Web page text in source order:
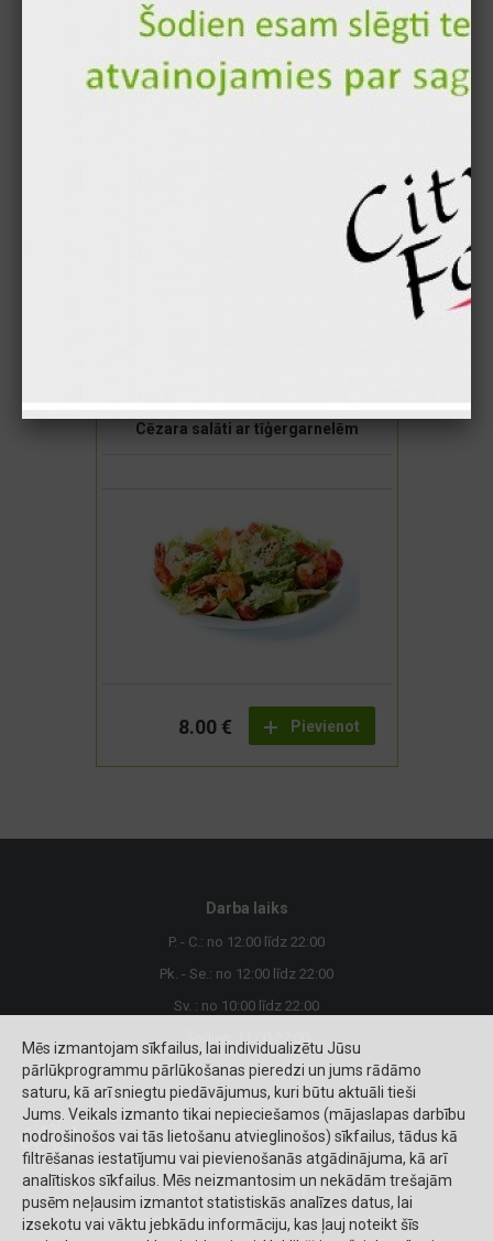
Cēzara salāti ar tīģergarnelēm
Pievienot
8.00 €
Darba laiks
P. - C.: no 12:00 līdz 22:00
Pk. - Se.: no 12:00 līdz 22:00
Sv. : no 10:00 līdz 22:00
Šodien: 12:00-22:00
© 2026 CityFood.lv
Riga (Piegāde - Pasūtījumu saņemšana)
Mēs izmantojam sīkfailus, lai individualizētu Jūsu
pārlūkprogrammu pārlūkošanas pieredzi un jums rādāmo
saturu, kā arī sniegtu piedāvājumus, kuri būtu aktuāli tieši
Jums. Veikals izmanto tikai nepieciešamos (mājaslapas darbību
nodrošinošos vai tās lietošanu atvieglinošos) sīkfailus, tādus kā
filtrēšanas iestatījumu vai pievienošanās atgādinājuma, kā arī
analītiskos sīkfailus. Mēs neizmantosim un nekādām trešajām
pusēm neļausim izmantot statistiskās analīzes datus, lai
izsekotu vai vāktu jebkādu informāciju, kas ļauj noteikt šīs